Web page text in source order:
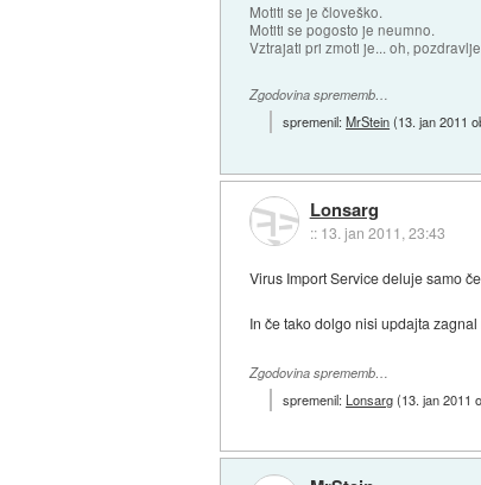
Motiti se je človeško.
Motiti se pogosto je neumno.
Vztrajati pri zmoti je... oh,
Zgodovina sprememb…
spremenil:MrStein(13. jan 2011
Lonsarg
:: 13. jan 2011, 23:43
Virus Import Service deluje samo
In če tako dolgo nisi updajta
Zgodovina sprememb…
spremenil:Lonsarg(13. jan 2011